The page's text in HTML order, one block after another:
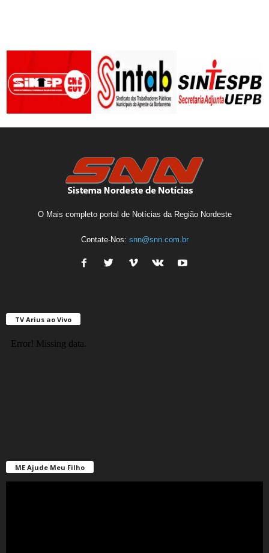
O Mais completo portal de Notícias da Região Nordeste
Contate-Nos: snn@snn.com.br
TV Arius ao Vivo
ME Ajude Meu Filho